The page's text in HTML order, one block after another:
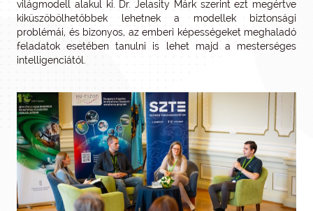
világmodell alakul ki. Dr. Jelasity Márk szerint ezt megértve
kiküszöbölhetőbbek lehetnek a modellek biztonsági
problémái, és bizonyos, az emberi képességeket meghaladó
feladatok esetében tanulni is lehet majd a mesterséges
intelligenciától.